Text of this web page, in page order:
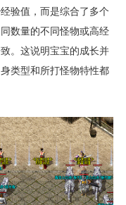
验值，而是综合了多个
数量的不同怪物或高经
。这说明宝宝的成长并
类型和所打怪物特性都